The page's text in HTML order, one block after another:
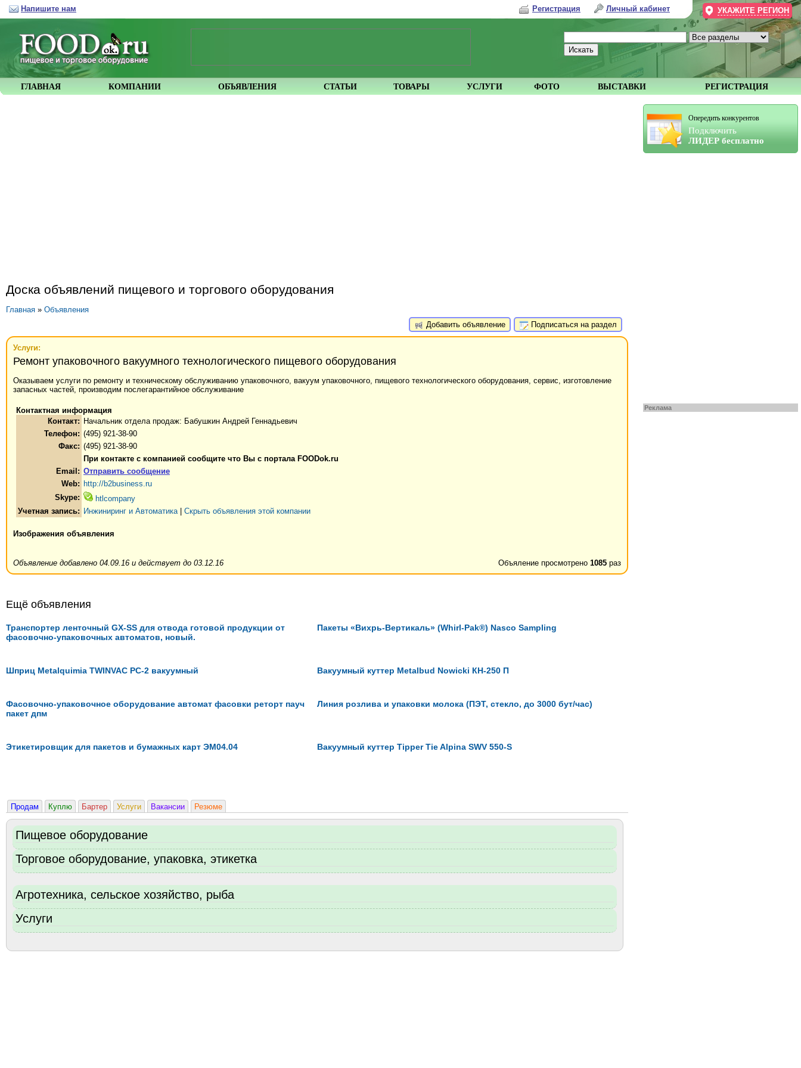
Опередить конкурентов
Подключить
ЛИДЕР бесплатно
Реклама
Доска объявлений пищевого и торгового оборудования
Главная » Объявления
Добавить объявление
Подписаться на раздел
Услуги:
Ремонт упаковочного вакуумного технологического пищевого оборудования
Оказываем услуги по ремонту и техническому обслуживанию упаковочного, вакуум упаковочного, пищевого технологического оборудования, сервис, изготовление
запасных частей, производим послегарантийное обслуживание
Контактная информация
Контакт: Начальник отдела продаж: Бабушкин Андрей Геннадьевич
Телефон: (495) 921-38-90
Факс: (495) 921-38-90
При контакте с компанией сообщите что Вы с портала FOODok.ru
Email: Отправить сообщение
Web: http://b2business.ru
Skype:
htlcompany
Учетная запись: Инжиниринг и Автоматика| Скрыть объявления этой компании
Изображения объявления
Объяление просмотрено 1085 раз
Объявление добавлено 04.09.16 и действует до 03.12.16
Ещё объявления
Транспортер ленточный GX-SS для отвода готовой продукции от
фасовочно-упаковочных автоматов, новый.
Пакеты «Вихрь-Вертикаль» (Whirl-Pak®) Nasco Sampling
Шприц Metalquimia TWINVAC PC-2 вакуумный Вакуумный куттер Metalbud Nowicki КН-250 П
Фасовочно-упаковочное оборудование автомат фасовки реторт пауч
пакет дпм
Линия розлива и упаковки молока (ПЭТ, стекло, до 3000 бут/час)
Этикетировщик для пакетов и бумажных карт ЭМ04.04 Вакуумный куттер Tipper Tie Alpina SWV 550-S
Продам Куплю Бартер Услуги Вакансии Резюме
Пищевое оборудование
Торговое оборудование, упаковка, этикетка
Агротехника, сельское хозяйство, рыба
Услуги
ГЛАВНАЯ КОМПАНИИ ОБЪЯВЛЕНИЯ СТАТЬИ ТОВАРЫ УСЛУГИ ФОТО ВЫСТАВКИ РЕГИСТРАЦИЯ
Напишите нам Личный кабинет
Регистрация УКАЖИТЕ РЕГИОН